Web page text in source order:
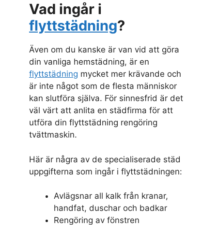
Vad ingår i
flyttstädning?
Även om du kanske är van vid att göra
din vanliga hemstädning, är en
flyttstädning mycket mer krävande och
är inte något som de flesta människor
kan slutföra själva. För sinnesfrid är det
väl värt att anlita en städfirma för att
utföra din flyttstädning rengöring
tvättmaskin.
Här är några av de specialiserade städ
uppgifterna som ingår i flyttstädningen:
Avlägsnar all kalk från kranar,
handfat, duschar och badkar
Rengöring av fönstren